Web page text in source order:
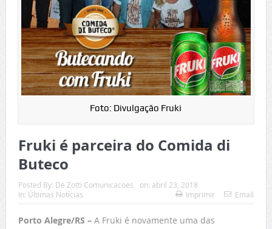
Foto: Divulgação Fruki
Fruki é parceira do Comida di
Buteco
Posted By: De Zotti Comunicacoes on: abril 23, 2018
In: Últimas Notícias Imprimir Email
Porto Alegre/RS –A Fruki é novamente uma das